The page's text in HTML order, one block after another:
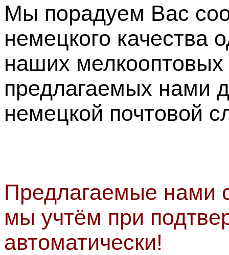
Мы порадуем Вас
немецкого
наших
предлагаемых нами
немецкой почтовой
Предлагаемые нами
мы учтём при
автоматически!